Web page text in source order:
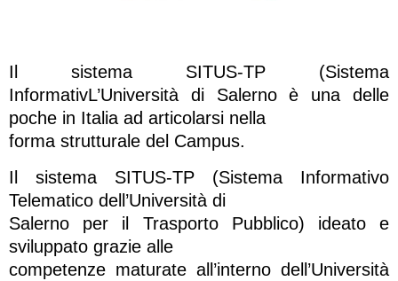
Il sistema SITUS-TP (Sistema
InformativL’Università di Salerno è una delle
poche in Italia ad articolarsi nella
forma strutturale del Campus.
Il sistema SITUS-TP (Sistema Informativo
Telematico dell’Università di
Salerno per il Trasporto Pubblico) ideato e
sviluppato grazie alle
competenze maturate all’interno dell’Università